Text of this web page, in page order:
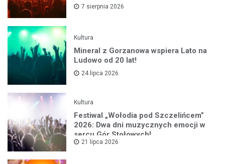
7 sierpnia 2026
Kultura
Mineral z Gorzanowa wspiera Lato na
Ludowo od 20 lat!
24 lipca 2026
Kultura
Festiwal „Wołodia pod Szczelińcem”
2026: Dwa dni muzycznych emocji w
sercu Gór Stołowych!
21 lipca 2026